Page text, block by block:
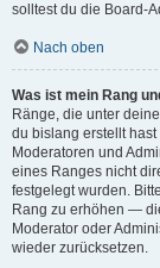
solltest du die Board-
Nach oben
Was ist mein Rang
Ränge, die unter
du bislang erstellt
Moderatoren und
eines Ranges nicht
festgelegt wurden.
Rang zu erhöhen —
Moderator oder
wieder zurücksetzen.